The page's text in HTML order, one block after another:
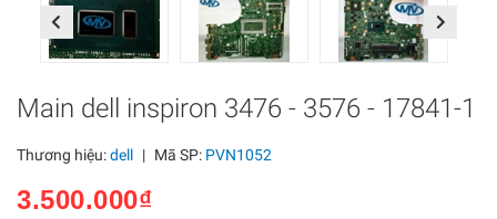
Previous Next
Main dell inspiron 3476 - 3576 - 17841-1
Thương hiệu:dell | Mã SP: PVN1052
3.500.000₫